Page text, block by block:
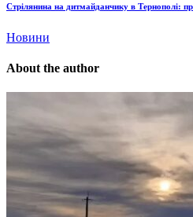
Стрілянина на дитмайданчику в Тернополі:
Новини
About the author